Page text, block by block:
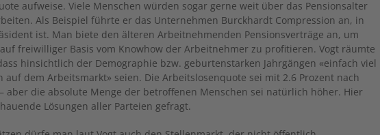
aufweise. Viele Menschen würden sogar gerne weit über das Pensionsalter
Als Beispiel führte er das Unternehmen Burckhardt Compression an, in
ist. Man biete den älteren Arbeitnehmenden Pensionsverträge an, um
freiwilliger Basis vom Knowhow der Arbeitnehmer zu profitieren. Vogt räumte
hinsichtlich der Demographie bzw. geburtenstarken Jahrgängen «einfach viel
auf dem Arbeitsmarkt» seien. Die Arbeitslosenquote sei mit 2.6 Prozent nach
aber die absolute Menge der betroffenen Menschen sei natürlich höher. Hier
Lösungen aller Parteien gefragt.